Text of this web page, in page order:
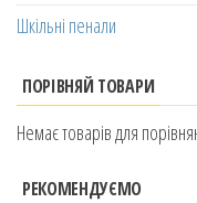
Шкільні пенали
ПОРІВНЯЙ ТОВАРИ
Немає товарів для
РЕКОМЕНДУЄМО